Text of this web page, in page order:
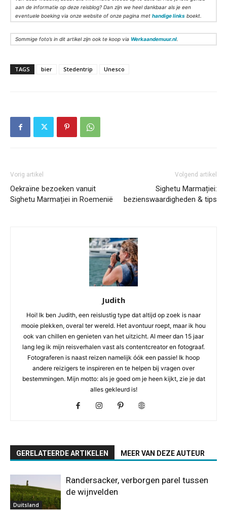
aan de informatie op deze reisblog? Dan zijn we heel dankbaar als je een
eventuele boeking via onze website of onze pagina met handige links boekt.
Sommige foto’s in dit artikel zijn ook te koop via Werkaandemuur.nl
TAGS bier Stedentrip Unesco
Vorig artikel
Oekraïne bezoeken vanuit
Sighetu Marmației in Roemenië
Volgend artikel
Sighetu Marmației:
bezienswaardigheden & tips
Judith
Hoi! Ik ben Judith, een reislustig type dat altijd op zoek is naar
mooie plekken, overal ter wereld. Het avontuur roept, maar ik hou
ook van chillen en genieten van het uitzicht. Al meer dan 15 jaar
lang leg ik mijn reisverhalen vast als contentcreator en fotograaf.
Fotograferen is naast reizen namelijk óók een passie! Ik hoop
andere reizigers te inspireren en te helpen bij vragen over
bestemmingen. Mijn motto: als je goed om je heen kijkt, zie je dat
alles gekleurd is!
GERELATEERDE ARTIKELEN MEER VAN DEZE AUTEUR
Duitsland
Randersacker, verborgen parel tussen
de wijnvelden